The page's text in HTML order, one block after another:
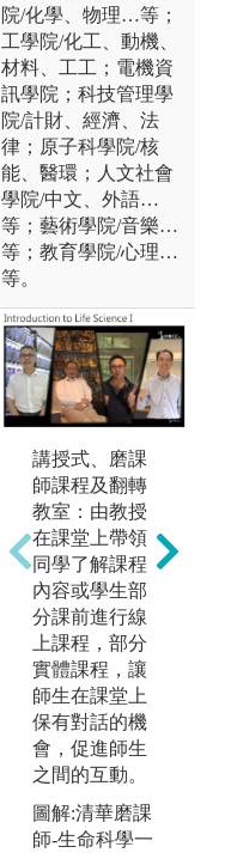
院/化學、物理…等；
工學院/化工、動機、
材料、工工；電機資
訊學院；科技管理學
院/計財、經濟、法
律；原子科學院/核
能、醫環；人文社會
學院/中文、外語…
等；藝術學院/音樂…
等；教育學院/心理…
等。
未上傳圖片
數據分析：
生科系也會需
要數學能力，
需要學習利用
統計工具，用
合適的分析方
式分析實驗結
果並加以解
釋。
講授式、磨課
師課程及翻轉
教室：由教授
在課堂上帶領
同學了解課程
內容或學生部
分課前進行線
上課程，部分
實體課程，讓
師生在課堂上
保有對話的機
會，促進師生
之間的互動。
圖解:清華磨課
師-生命科學一